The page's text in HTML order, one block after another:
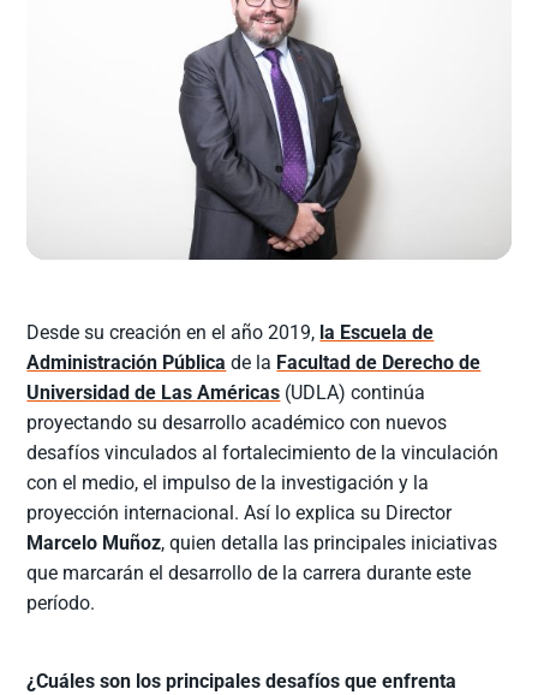
Desde su creación en el año 2019, la Escuela de
Administración Pública de la Facultad de Derecho de
Universidad de Las Américas (UDLA) continúa
proyectando su desarrollo académico con nuevos
desafíos vinculados al fortalecimiento de la vinculación
con el medio, el impulso de la investigación y la
proyección internacional. Así lo explica su Director
Marcelo Muñoz, quien detalla las principales iniciativas
que marcarán el desarrollo de la carrera durante este
período.
¿Cuáles son los principales desafíos que enfrenta